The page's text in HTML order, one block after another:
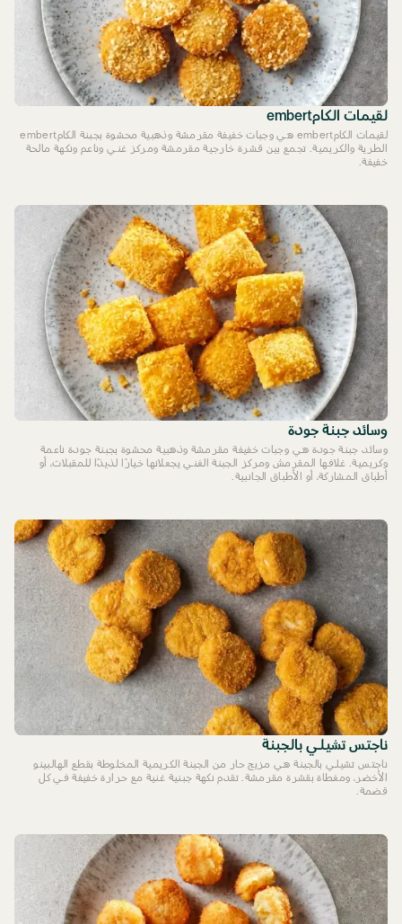
لقيمات الكامembert
لقيمات الكامembert هي وجبات خفيفة مقرمشة وذهبية محشوة بجبنة الكامembert
الطرية والكريمية. تجمع بين قشرة خارجية مقرمشة ومركز غني وناعم ونكهة مالحة
خفيفة.
وسائد جبنة جودة
وسائد جبنة جودة هي وجبات خفيفة مقرمشة وذهبية محشوة بجبنة جودة ناعمة
وكريمية. غلافها المقرمش ومركز الجبنة الغني يجعلانها خيارًا لذيذًا للمقبلات، أو
أطباق المشاركة، أو الأطباق الجانبية.
ناجتس تشيلي بالجبنة
ناجتس تشيلي بالجبنة هي مزيج حار من الجبنة الكريمية المخلوطة بقطع الهالبينو
الأخضر، ومغطاة بقشرة مقرمشة. تقدم نكهة جبنية غنية مع حرارة خفيفة في كل
قضمة.